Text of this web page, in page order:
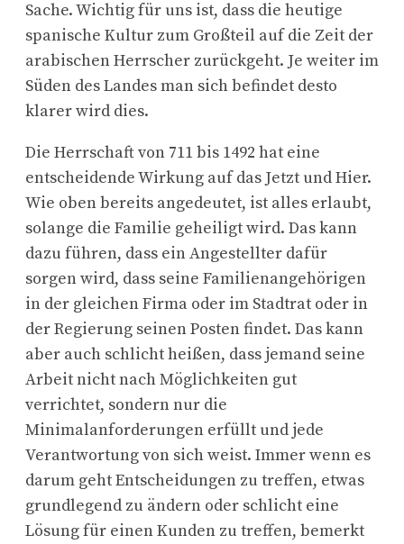
Sache. Wichtig für uns ist, dass die heutige
spanische Kultur zum Großteil auf die Zeit der
arabischen Herrscher zurückgeht. Je weiter im
Süden des Landes man sich befindet desto
klarer wird dies.
Die Herrschaft von 711 bis 1492 hat eine
entscheidende Wirkung auf das Jetzt und Hier.
Wie oben bereits angedeutet, ist alles erlaubt,
solange die Familie geheiligt wird. Das kann
dazu führen, dass ein Angestellter dafür
sorgen wird, dass seine Familienangehörigen
in der gleichen Firma oder im Stadtrat oder in
der Regierung seinen Posten findet. Das kann
aber auch schlicht heißen, dass jemand seine
Arbeit nicht nach Möglichkeiten gut
verrichtet, sondern nur die
Minimalanforderungen erfüllt und jede
Verantwortung von sich weist. Immer wenn es
darum geht Entscheidungen zu treffen, etwas
grundlegend zu ändern oder schlicht eine
Lösung für einen Kunden zu treffen, bemerkt